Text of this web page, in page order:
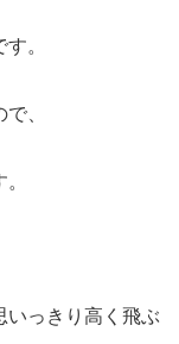
。
、
いっきり高く飛ぶ